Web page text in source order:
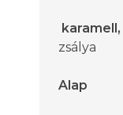
karamell,
zsálya
Alap